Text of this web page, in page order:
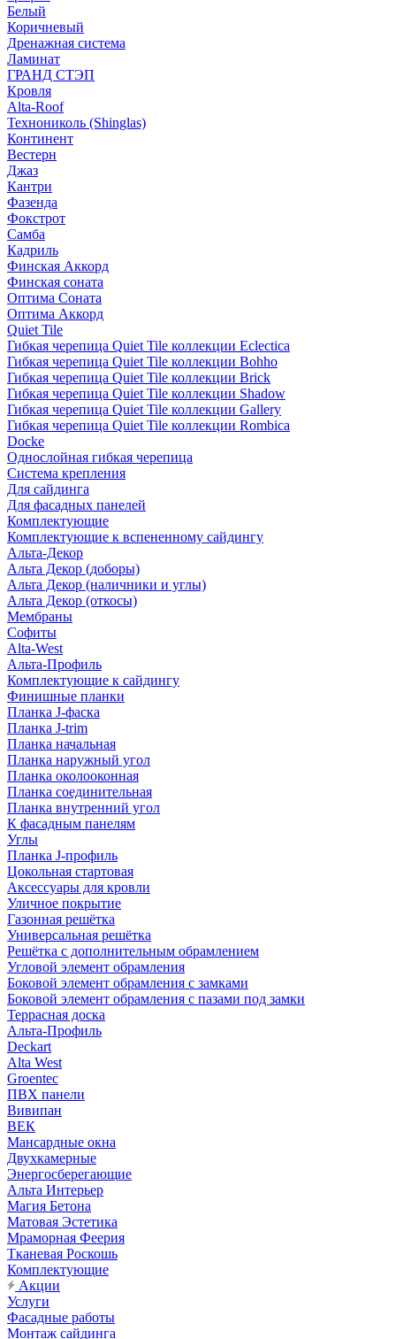
Белый
Коричневый
Дренажная система
Ламинат
ГРАНД СТЭП
Кровля
Alta-Roof
Технониколь (Shinglas)
Континент
Вестерн
Джаз
Кантри
Фазенда
Фокстрот
Самба
Кадриль
Финская Аккорд
Финская соната
Оптима Соната
Оптима Аккорд
Quiet Tile
Гибкая черепица Quiet Tile коллекции Eclectica
Гибкая черепица Quiet Tile коллекции Bohho
Гибкая черепица Quiet Tile коллекции Brick
Гибкая черепица Quiet Tile коллекции Shadow
Гибкая черепица Quiet Tile коллекции Gallery
Гибкая черепица Quiet Tile коллекции Rombica
Docke
Однослойная гибкая черепица
Система крепления
Для сайдинга
Для фасадных панелей
Комплектующие
Комплектующие к вспененному сайдингу
Альта-Декор
Альта Декор (доборы)
Альта Декор (наличники и углы)
Альта Декор (откосы)
Мембраны
Софиты
Alta-West
Альта-Профиль
Комплектующие к сайдингу
Финишные планки
Планка J-фаска
Планка J-trim
Планка начальная
Планка наружный угол
Планка околооконная
Планка соединительная
Планка внутренний угол
К фасадным панелям
Углы
Планка J-профиль
Цокольная стартовая
Аксессуары для кровли
Уличное покрытие
Газонная решётка
Универсальная решётка
Решётка с дополнительным обрамлением
Угловой элемент обрамления
Боковой элемент обрамления с замками
Боковой элемент обрамления с пазами под замки
Террасная доска
Альта-Профиль
Deckart
Alta West
Groentec
ПВХ панели
Вивипан
ВЕК
Мансардные окна
Двухкамерные
Энергосберегающие
Альта Интерьер
Магия Бетона
Матовая Эстетика
Мраморная Феерия
Тканевая Роскошь
Комплектующие
Акции
Услуги
Фасадные работы
Монтаж сайдинга